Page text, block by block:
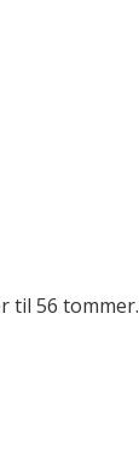
til 56 tommer.